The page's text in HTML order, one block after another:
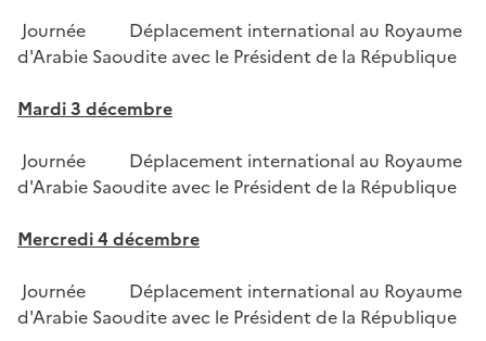
Journée Déplacement international au Royaume
d'Arabie Saoudite avec le Président de la République
Mardi 3 décembre
Journée Déplacement international au Royaume
d'Arabie Saoudite avec le Président de la République
Mercredi 4 décembre
Journée Déplacement international au Royaume
d'Arabie Saoudite avec le Président de la République